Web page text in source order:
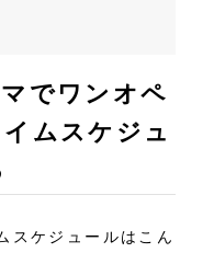
マでワンオペ
ムスケジュ
スケジュールはこん